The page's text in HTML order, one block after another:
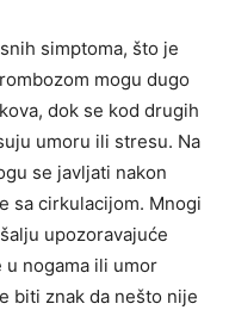
simptoma, što je
mogu dugo
dok se kod drugih
umoru ili stresu. Na
se javljati nakon
sa cirkulacijom. Mnogi
upozoravajuće
u nogama ili umor
biti znak da nešto nije